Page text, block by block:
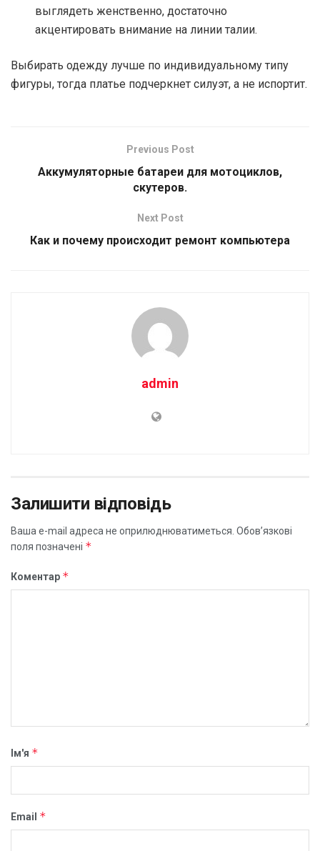
выглядеть женственно, достаточно
акцентировать внимание на линии талии.
Выбирать одежду лучше по индивидуальному типу
фигуры, тогда платье подчеркнет силуэт, а не испортит.
Previous Post
Аккумуляторные батареи для мотоциклов,
скутеров.
Next Post
Как и почему происходит ремонт компьютера
admin
Залишити відповідь
Ваша e-mail адреса не оприлюднюватиметься. Обов’язкові
поля позначені *
Коментар *
Ім'я *
Email *